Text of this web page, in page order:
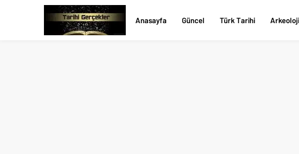
Anasayfa Güncel Türk Tarihi Arkeoloji